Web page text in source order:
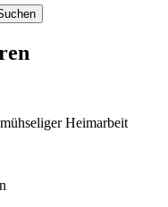
Heimarbeit